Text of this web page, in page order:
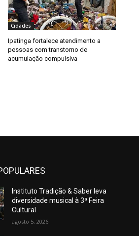
Cidades
Ipatinga fortalece atendimento a
pessoas com transtorno de
acumulação compulsiva
Instituto Tradição & Saber leva
diversidade musical à 3ª Feira
Cultural
agosto 5, 2026